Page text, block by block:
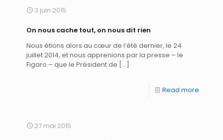
3 juin 2015
On nous cache tout, on nous dit rien
Nous étions alors au cœur de l’été dernier, le 24
juillet 2014, et nous apprenions par la presse – le
Figaro – que le Président de […]
Read more
27 mai 2015